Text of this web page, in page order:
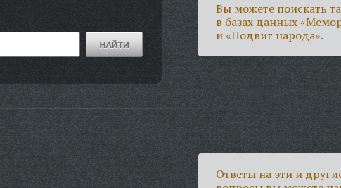
Вы можете поискать
в базах данных
и «Подвиг народа».
Ответы на эти и